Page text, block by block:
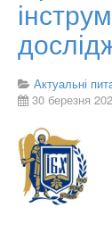
Актуальні
30 березня